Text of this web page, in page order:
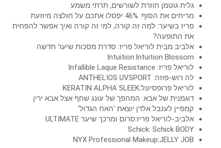
גלית גוטמן חוזרת לשורשים, תרתי משמע
מריחים את הסוף: 46% יפסלו אתכם על חולצה מיוזעת
פריז בשיער: למה זה קורה, למי זה קורה ואיך אפשר להפחית
את התופעה?
אלביב מבית לוריאל פריז: סדרת מסכות שיער חדשה
Intuition:Intuition Blossom
לוריאל פריז: Infallible Laque Resistance
לה רוש-פוזה: ANTHELIOS UVSPORT
לוריאל פרופסיונל:KERATIN ALPHA SLEEK
דוגמנית של אבא: המהפך של עונג שחף אצל אבא ירין
קמפיין לענבל אלדן יוצאת 'האח הגדול'
אלביב-לוריאל פריז:סרום ומרכך שיער ULTIMATE
Schick: Schick BODY
NYX Professional Makeup:JELLY JOB